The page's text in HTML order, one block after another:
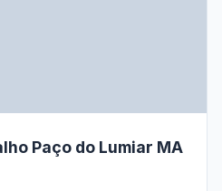
Paço do Lumiar MA